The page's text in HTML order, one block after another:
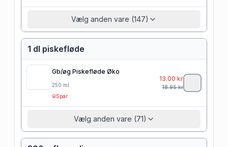
Vælg anden vare (147)
1 dl piskefløde
Gb/øg Piskefløde Øko
250 ml
Spar
13.00 kr
18.95kr
Vælg anden vare (71)